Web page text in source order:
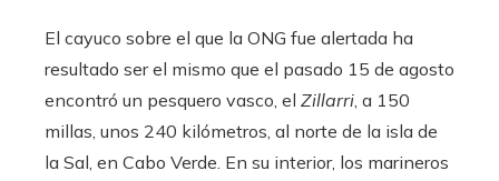
El cayuco sobre el que la ONG fue alertada ha
resultado ser el mismo que el pasado 15 de agosto
encontró un pesquero vasco, el Zillarri, a 150
millas, unos 240 kilómetros, al norte de la isla de
la Sal, en Cabo Verde. En su interior, los marineros